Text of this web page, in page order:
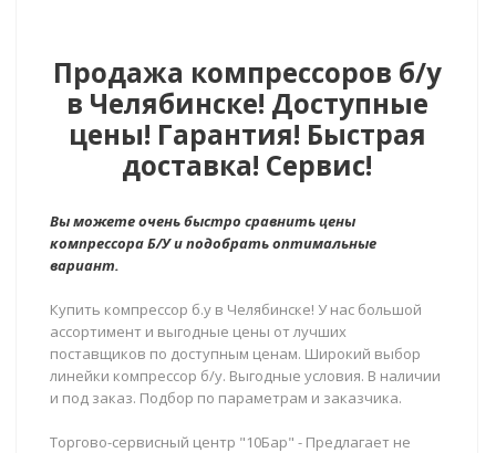
Продажа компрессоров б/у
в Челябинске! Доступные
цены! Гарантия! Быстрая
доставка! Сервис!
Вы можете очень быстро сравнить цены
компрессора Б/У и подобрать оптимальные
вариант.
Купить компрессор б.у в Челябинске! У нас большой
ассортимент и выгодные цены от лучших
поставщиков по доступным ценам. Широкий выбор
линейки компрессор б/у. Выгодные условия. В наличии
и под заказ. Подбор по параметрам и заказчика.
Торгово-сервисный центр "10Бар" - Предлагает не